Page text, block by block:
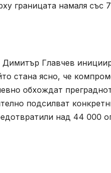
границата намаля със
Главчев
стана ясно, че
обхождат
подсилват
над 44 000